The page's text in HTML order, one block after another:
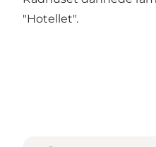
"Hotellet".